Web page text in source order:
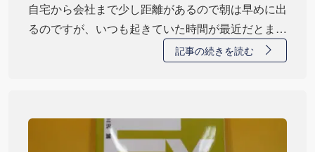
自宅から会社まで少し距離があるので朝は早めに出
るのですが、いつも起きていた時間が最近だとまだ
記事の続きを読む